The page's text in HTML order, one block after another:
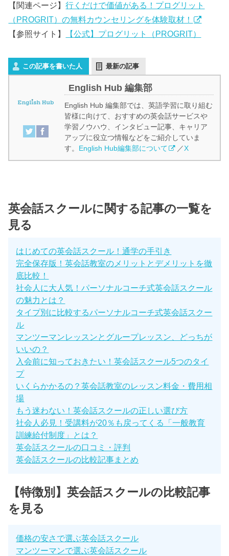
【関連ページ】行くだけで価値がある！プログリット
（PROGRIT）の無料カウンセリングを体験取材！
【参照サイト】
【公式】プログリット（PROGRIT）
この記事を書いた人 最新の記事
English Hub 編集部
English Hub 編集部では、英語学習に取り組む
皆様に向けて、おすすめの英会話サービスや
学習ノウハウ、インタビュー記事、キャリア
アップに役立つ情報などをご紹介していま
す。 English Hub編集部について ／X
英会話スクールに関する記事の一覧を
見る
はじめての英会話スクール！通学の手引き
完全保存版！英会話教室のメリットとデメリットを徹
底比較！
社会人に大人気！パーソナルコーチ式英会話スクール
の魅力とは？
タイプ別に比較するパーソナルコーチ式英会話スクー
ル
マンツーマンレッスンとグループレッスン、どっちが
いいの？
入会前に知っておきたい！英会話スクール5つのタイ
プ
いくらかかるの？英会話教室のレッスン料金・費用相
場
もう迷わない！英会話スクールの正しい選び方
社会人必見！受講料が20％も戻ってくる「一般教育
訓練給付制度」とは？
英会話スクールの口コミ・評判
英会話スクールの比較記事まとめ
【特徴別】英会話スクールの比較記事
を見る
価格の安さで選ぶ英会話スクール
マンツーマンで選ぶ英会話スクール